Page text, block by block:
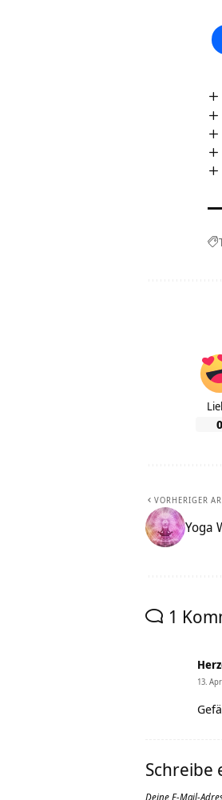
0
VORHERIGER
Yoga
1
13.
Schreibe
Deine E-Mail-